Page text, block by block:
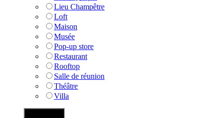
Lieu Champêtre
Loft
Maison
Musée
Pop-up store
Restaurant
Rooftop
Salle de réunion
Théâtre
Villa